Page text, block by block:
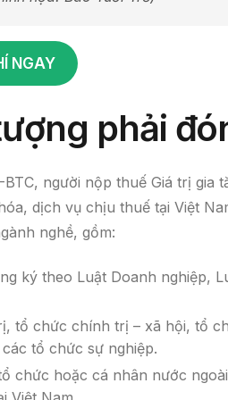
NGAY
phải
người nộp thuế Giá trị gia
dịch vụ chịu thuế tại Việt
nghề, gồm:
ký theo Luật Doanh nghiệp,
tổ chức chính trị – xã hội, tổ
tổ chức sự nghiệp.
chức hoặc cá nhân nước